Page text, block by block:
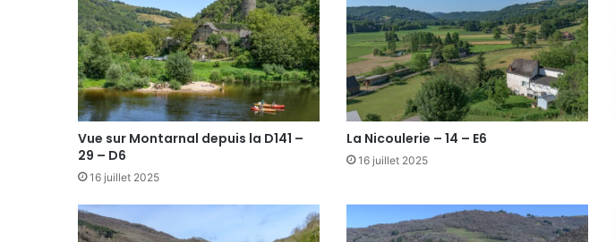
Vue sur Montarnal depuis la D141 –
29 – D6
16 juillet 2025
La Nicoulerie – 14 – E6
16 juillet 2025